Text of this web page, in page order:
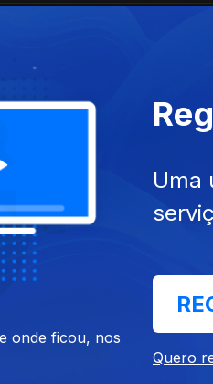
ainda não descansam
descansados, apesar de
mais procurada nos
casas na Venezuela
dos prejuízos dos
falta negociar tabelas
milhares de portugueses e
Diáspora madeirense quer
onde ficou, nos
Uma
Quero